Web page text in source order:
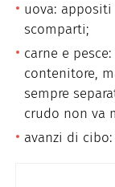
uova: appositi
scomparti;
carne e
contenitore,
sempre
crudo non va
avanzi di